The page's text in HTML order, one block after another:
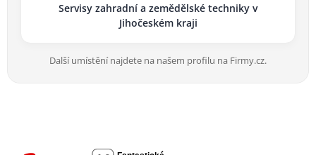
Servisy zahradní a zemědělské techniky v
Jihočeském kraji
Další umístění najdete na našem profilu na Firmy.cz.